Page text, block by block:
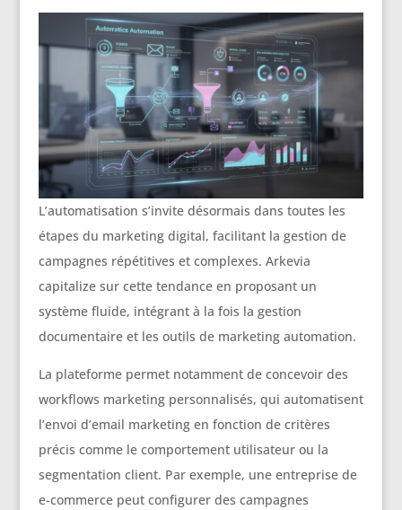
L’automatisation s’invite désormais dans toutes les
étapes du marketing digital, facilitant la gestion de
campagnes répétitives et complexes. Arkevia
capitalize sur cette tendance en proposant un
système fluide, intégrant à la fois la gestion
documentaire et les outils de marketing automation.
La plateforme permet notamment de concevoir des
workflows marketing personnalisés, qui automatisent
l’envoi d’email marketing en fonction de critères
précis comme le comportement utilisateur ou la
segmentation client. Par exemple, une entreprise de
e-commerce peut configurer des campagnes